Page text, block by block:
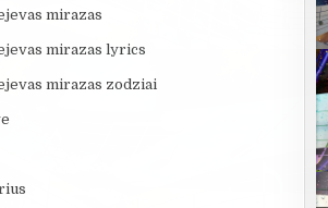
mirazas
mirazas lyrics
mirazas zodziai